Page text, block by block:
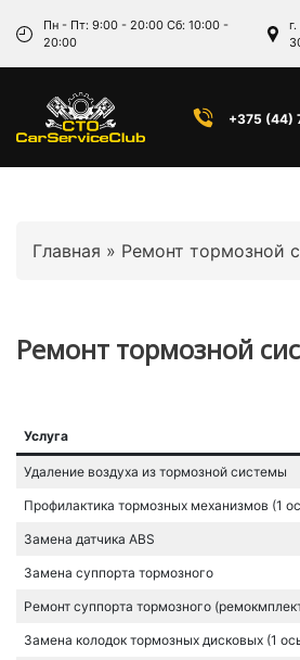
Пн - Пт: 9:00 - 20:00 Сб: 10:00 -
20:00
+375 (44)
Услуги
Чип-тюнинг
Контакты
Главная » Ремонт тормозной
Ремонт тормозной
Услуга
Удаление воздуха из тормозной системы
Профилактика тормозных механизмов (1
Замена датчика ABS
Замена суппорта тормозного
Ремонт суппорта тормозного
Замена колодок тормозных дисковых (1